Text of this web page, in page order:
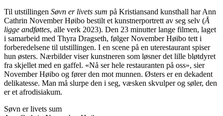
Til utstillingen Søvn er livets sum på Kristiansand kunsthall har Ann
Cathrin November Høibo bestilt et kunstnerportrett av seg selv (Å
ligge andføttes, alle verk 2023). Den 23 minutter lange filmen, laget
i samarbeid med Thyra Dragseth, følger November Høibo tett i
forberedelsene til utstillingen. I en scene på en uterestaurant spiser
hun østers. Nærbilder viser kunstneren som løsner det lille bløtdyret
fra skjellet med en gaffel. «Nå ser hele restauranten på oss», sier
November Høibo og fører den mot munnen. Østers er en dekadent
delikatesse. Man må slurpe den i seg, væsken skvulper og søler, den
er et afrodisiakum.
Søvn er livets sum